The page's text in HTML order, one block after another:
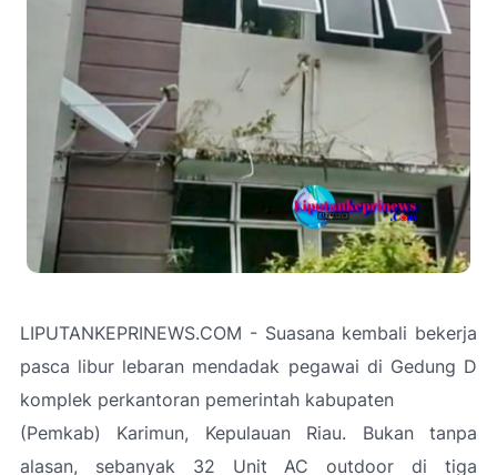
LIPUTANKEPRINEWS.COM - Suasana kembali bekerja
pasca libur lebaran mendadak pegawai di Gedung D
komplek perkantoran pemerintah kabupaten
(Pemkab) Karimun, Kepulauan Riau. Bukan tanpa
alasan, sebanyak 32 Unit AC outdoor di tiga